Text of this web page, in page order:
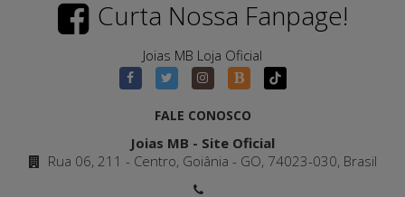
Curta Nossa Fanpage!
Joias MB Loja Oficial
FALE CONOSCO
Joias MB - Site Oficial
Rua 06, 211 - Centro, Goiânia - GO, 74023-030, Brasil